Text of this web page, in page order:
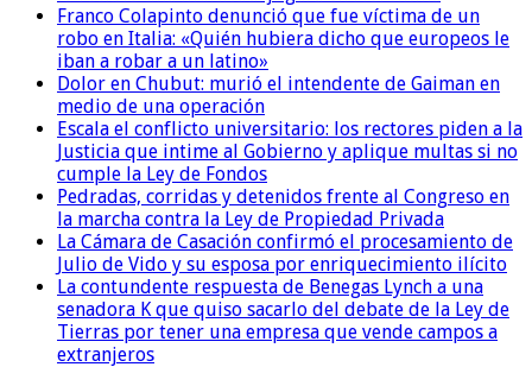
Franco Colapinto denunció que fue víctima de un
robo en Italia: «Quién hubiera dicho que europeos le
iban a robar a un latino»
Dolor en Chubut: murió el intendente de Gaiman en
medio de una operación
Escala el conflicto universitario: los rectores piden a la
Justicia que intime al Gobierno y aplique multas si no
cumple la Ley de Fondos
Pedradas, corridas y detenidos frente al Congreso en
la marcha contra la Ley de Propiedad Privada
La Cámara de Casación confirmó el procesamiento de
Julio de Vido y su esposa por enriquecimiento ilícito
La contundente respuesta de Benegas Lynch a una
senadora K que quiso sacarlo del debate de la Ley de
Tierras por tener una empresa que vende campos a
extranjeros